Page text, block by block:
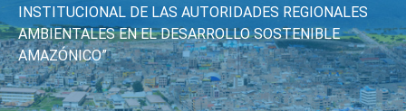
INSTITUCIONAL DE LAS AUTORIDADES REGIONALES
AMBIENTALES EN EL DESARROLLO SOSTENIBLE
AMAZÓNICO”